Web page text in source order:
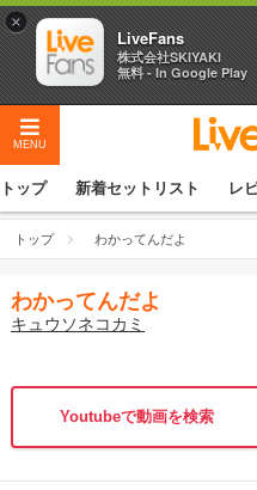
MENU
トップ 新着セットリスト レ
トップ わかってんだよ
わかってんだよ
キュウソネコカミ
Youtubeで動画を検索
×
LiveFans
株式会社SKIYAKI
無料 - In Google Play